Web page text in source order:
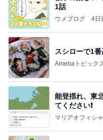
人の命を預かる医師が増えな
Amebaトピックス
朝食難民でや
Amebaトピックス